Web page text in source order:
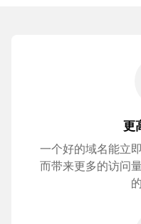
更
一个好的域名能立
而带来更多的访问